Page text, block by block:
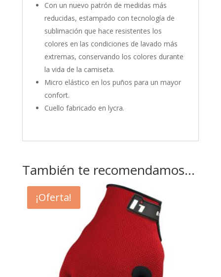
Con un nuevo patrón de medidas más
reducidas, estampado con tecnología de
sublimación que hace resistentes los
colores en las condiciones de lavado más
extremas, conservando los colores durante
la vida de la camiseta.
Micro elástico en los puños para un mayor
confort.
Cuello fabricado en lycra.
También te recomendamos…
¡Oferta!